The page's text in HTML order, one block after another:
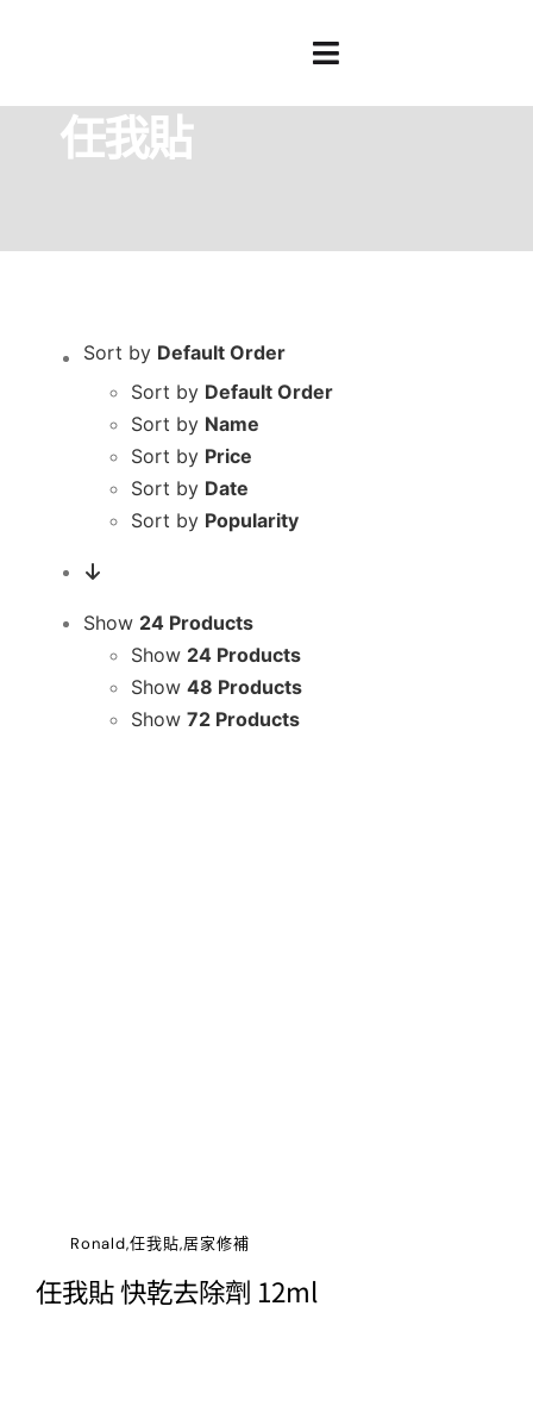
Toggle
Navigation
任我貼
Sort by Default Order
Sort by Default Order
Sort by Name
Sort by Price
Sort by Date
Sort by Popularity
Show 24 Products
Show 24 Products
Show 48 Products
Show 72 Products
Ronald,任我貼,居家修補
任我貼 快乾去除劑 12ml